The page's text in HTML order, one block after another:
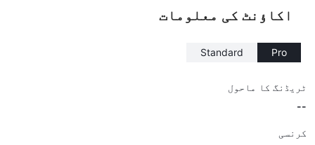
اکاؤنٹ کی معلومات
Pro
Standard
ٹریڈنگ کا ماحول
--
کرنسی